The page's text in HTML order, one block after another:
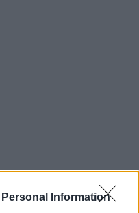
Information